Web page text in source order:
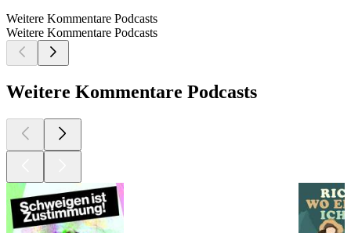
Weitere Kommentare Podcasts
Weitere Kommentare Podcasts
Weitere Kommentare Podcasts